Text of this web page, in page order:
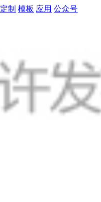
定制 模板 应用 公众号